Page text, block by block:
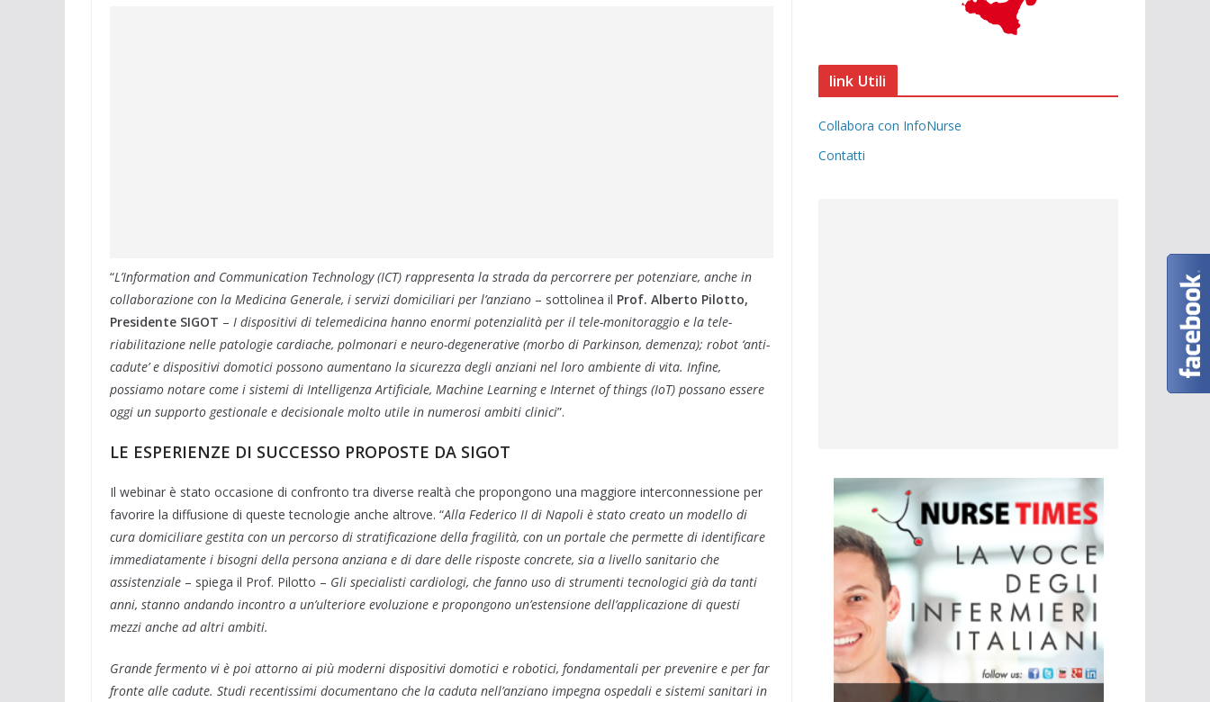
“L’Information and Communication Technology (ICT) rappresenta la strada da percorrere per potenziare, anche in
collaborazione con la Medicina Generale, i servizi domiciliari per l’anziano – sottolinea il Prof. Alberto Pilotto,
Presidente SIGOT – I dispositivi di telemedicina hanno enormi potenzialità per il tele-monitoraggio e la tele-
riabilitazione nelle patologie cardiache, polmonari e neuro-degenerative (morbo di Parkinson, demenza); robot ‘anti-
cadute’ e dispositivi domotici possono aumentano la sicurezza degli anziani nel loro ambiente di vita. Infine,
possiamo notare come i sistemi di Intelligenza Artificiale, Machine Learning e Internet of things (IoT) possano essere
oggi un supporto gestionale e decisionale molto utile in numerosi ambiti clinici”.
LE ESPERIENZE DI SUCCESSO PROPOSTE DA SIGOT
Il webinar è stato occasione di confronto tra diverse realtà che propongono una maggiore interconnessione per
favorire la diffusione di queste tecnologie anche altrove. “Alla Federico II di Napoli è stato creato un modello di
cura domiciliare gestita con un percorso di stratificazione della fragilità, con un portale che permette di identificare
immediatamente i bisogni della persona anziana e di dare delle risposte concrete, sia a livello sanitario che
assistenziale – spiega il Prof. Pilotto – Gli specialisti cardiologi, che fanno uso di strumenti tecnologici già da tanti
anni, stanno andando incontro a un’ulteriore evoluzione e propongono un’estensione dell’applicazione di questi
mezzi anche ad altri ambiti.
Grande fermento vi è poi attorno ai più moderni dispositivi domotici e robotici, fondamentali per prevenire e per far
fronte alle cadute. Studi recentissimi documentano che la caduta nell’anziano impegna ospedali e sistemi sanitari in
link Utili
Collabora con InfoNurse
Contatti